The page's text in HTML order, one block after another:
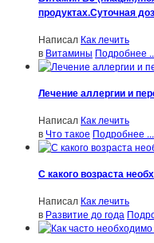
продуктах.Суточная
Написал Как лечить
в Витамины Подробнее
Лечение аллергии и
Написал Как лечить
в Что такое Подробнее ...
С какого возраста
Написал Как лечить
в Развитие до года